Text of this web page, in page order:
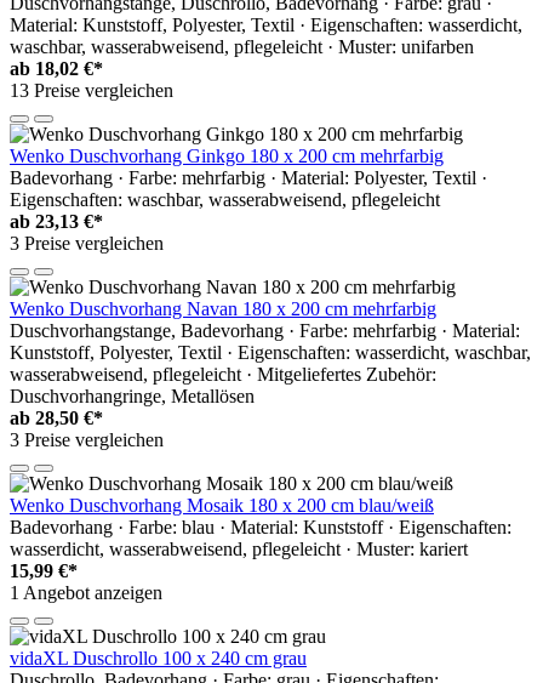
Material: Kunststoff, Polyester, Textil · Eigenschaften: wasserdicht,
waschbar, wasserabweisend, pflegeleicht · Muster: unifarben
ab 18,02 €*
13 Preise vergleichen
Wenko Duschvorhang Ginkgo 180 x 200 cm mehrfarbig
Badevorhang · Farbe: mehrfarbig · Material: Polyester, Textil ·
Eigenschaften: waschbar, wasserabweisend, pflegeleicht
ab 23,13 €*
3 Preise vergleichen
Wenko Duschvorhang Navan 180 x 200 cm mehrfarbig
Duschvorhangstange, Badevorhang · Farbe: mehrfarbig · Material:
Kunststoff, Polyester, Textil · Eigenschaften: wasserdicht, waschbar,
wasserabweisend, pflegeleicht · Mitgeliefertes Zubehör:
Duschvorhangringe, Metallösen
ab 28,50 €*
3 Preise vergleichen
Wenko Duschvorhang Mosaik 180 x 200 cm blau/weiß
Badevorhang · Farbe: blau · Material: Kunststoff · Eigenschaften:
wasserdicht, wasserabweisend, pflegeleicht · Muster: kariert
15,99 €*
1 Angebot anzeigen
vidaXL Duschrollo 100 x 240 cm grau